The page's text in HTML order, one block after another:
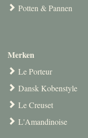
Potten & Pannen
Merken
Le Porteur
Dansk Kobenstyle
Le Creuset
L'Amandinoise